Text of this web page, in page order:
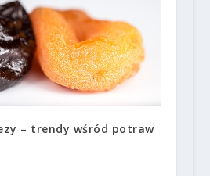
– trendy wśród potraw